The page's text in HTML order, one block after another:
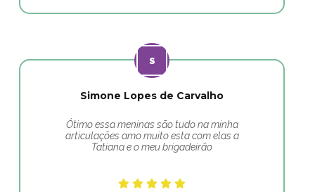
Simone Lopes de Carvalho
Ótimo essa meninas são tudo na minha
articulações amo muito esta com elas a
Tatiana e o meu brigadeirão